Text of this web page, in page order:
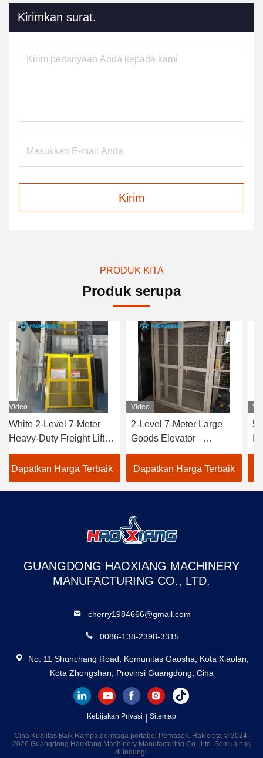
Kirimkan surat.
Kirim
PRODUK KITA
Produk serupa
2-Level 7-Meter
Duty Freight Lift –
Outdoor
Elevator
to Warehouse
Harga Terbaik
Video
2-Level 7-Meter Large
Goods Elevator –
Tailored Outdoor Heavy-
Duty Freight Lift White
warehouse use
Dapatkan Harga Terbaik
Video
500kg
Freight
GUANGDONG HAOXIANG MACHINERY
MANUFACTURING CO., LTD.
cherry1984666@gmail.com
0086-138-2398-3315
No. 11 Shunchang Road, Komunitas Gaosha, Kota Xiaolan,
Kota Zhongshan, Provinsi Guangdong, Cina
Kebijakan Privasi Sitemap
Cina Kualitas Baik Rampa dermaga portabel Pemasok. Hak cipta © 2024-
2026 Guangdong Haoxiang Machinery Manufacturing Co., Ltd. Semua hak
dilindungi.